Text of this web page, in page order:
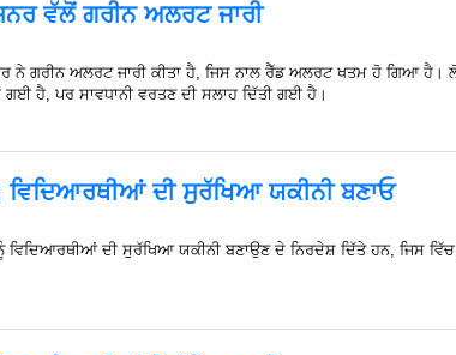
ਵੱਲੋਂ ਗਰੀਨ ਅਲਰਟ ਜਾਰੀ
ਨੇ ਗਰੀਨ ਅਲਰਟ ਜਾਰੀ ਕੀਤਾ ਹੈ, ਜਿਸ ਨਾਲ ਰੈੱਡ ਅਲਰਟ ਖਤਮ ਹੋ ਗਿਆ
ਹੈ, ਪਰ ਸਾਵਧਾਨੀ ਵਰਤਣ ਦੀ ਸਲਾਹ ਦਿੱਤੀ ਗਈ ਹੈ।
ਵਿਦਿਆਰਥੀਆਂ ਦੀ ਸੁਰੱਖਿਆ ਯਕੀਨੀ ਬਣਾਓ
ਵਿਦਿਆਰਥੀਆਂ ਦੀ ਸੁਰੱਖਿਆ ਯਕੀਨੀ ਬਣਾਉਣ ਦੇ ਨਿਰਦੇਸ਼ ਦਿੱਤੇ ਹਨ, ਜਿਸ